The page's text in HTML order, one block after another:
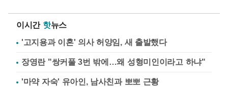
이시간 핫뉴스
'고지용과 이혼' 의사 허양임, 새 출발했다
장영란 "쌍커풀 3번 밖에…왜 성형미인이라고 하냐"
'마약 자숙' 유아인, 남사친과 뽀뽀 근황